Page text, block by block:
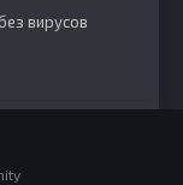
вирусов